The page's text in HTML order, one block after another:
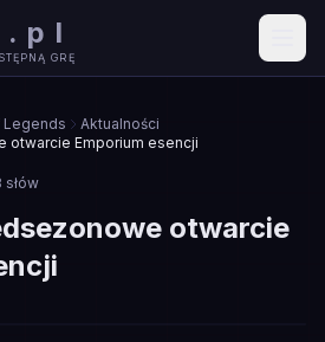
. pl
GRĘ
Legends
Aktualności
otwarcie Emporium esencji
słów
otwarcie